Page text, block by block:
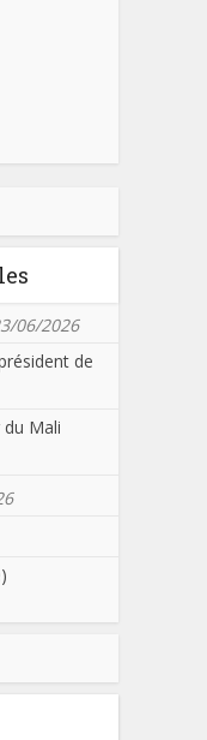
06/2026
de
du Mali